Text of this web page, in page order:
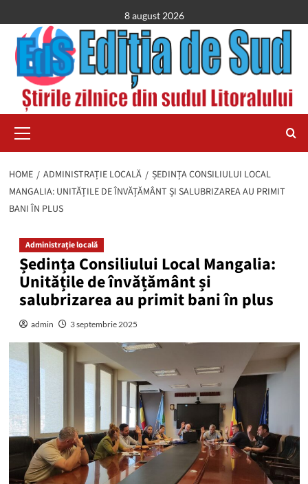
to
content
8 august 2026
Menu
HOME ADMINISTRAȚIE LOCALĂ
ȘEDINȚA CONSILIULUI LOCAL
MANGALIA: UNITĂȚILE DE ÎNVĂȚĂMÂNT ȘI SALUBRIZAREA AU PRIMIT
BANI ÎN PLUS
Administrație locală
Ședința Consiliului Local Mangalia:
Unitățile de învățământ și
salubrizarea au primit bani în plus
admin 3 septembrie 2025